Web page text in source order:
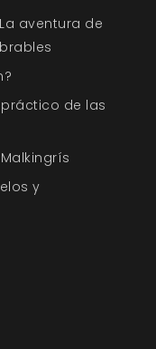
aventura de
práctico de las
y